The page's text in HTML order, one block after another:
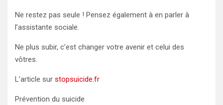
Ne restez pas seule ! Pensez également à en parler à
l’assistante sociale.
Ne plus subir, c’est changer votre avenir et celui des
vôtres.
L’article sur stopsuicide.fr
Prévention du suicide